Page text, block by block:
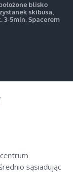
blisko
skibusa,
3-5min. Spacerem
sąsiadując